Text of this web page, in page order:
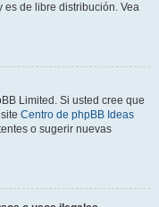
es de libre distribución. Vea
Limited. Si usted cree que
Centro de phpBB Ideas
o sugerir nuevas